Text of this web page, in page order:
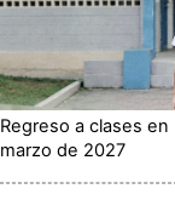
Regreso a clases en
marzo de 2027